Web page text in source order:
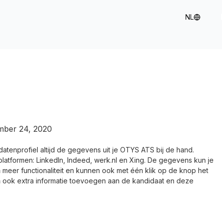
NL
24, 2020
altijd de gegevens uit je OTYS ATS bij de hand.
LinkedIn, Indeed, werk.nl en Xing. De gegevens kun je
functionaliteit en kunnen ook met één klik op de knop het
extra informatie toevoegen aan de kandidaat en deze